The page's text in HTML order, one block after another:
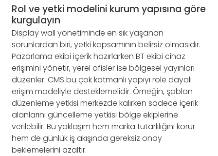
Rol ve yetki modelini kurum yapısına göre
kurgulayın
Display wall yönetiminde en sık yaşanan
sorunlardan biri, yetki kapsamının belirsiz olmasıdır.
Pazarlama ekibi içerik hazırlarken BT ekibi cihaz
erişimini yönetir, yerel ofisler ise bölgesel yayınları
düzenler. CMS bu çok katmanlı yapıyı role dayalı
erişim modeliyle desteklemelidir. Örneğin, şablon
düzenleme yetkisi merkezde kalırken sadece içerik
alanlarını güncelleme yetkisi bölge ekiplerine
verilebilir. Bu yaklaşım hem marka tutarlılığını korur
hem de günlük iş akışında gereksiz onay
beklemelerini azaltır.